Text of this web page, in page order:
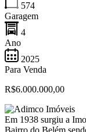
574
Garagem
4
Ano
2025
Para Venda
R$6.000.000,00
Em 1938 surgiu a